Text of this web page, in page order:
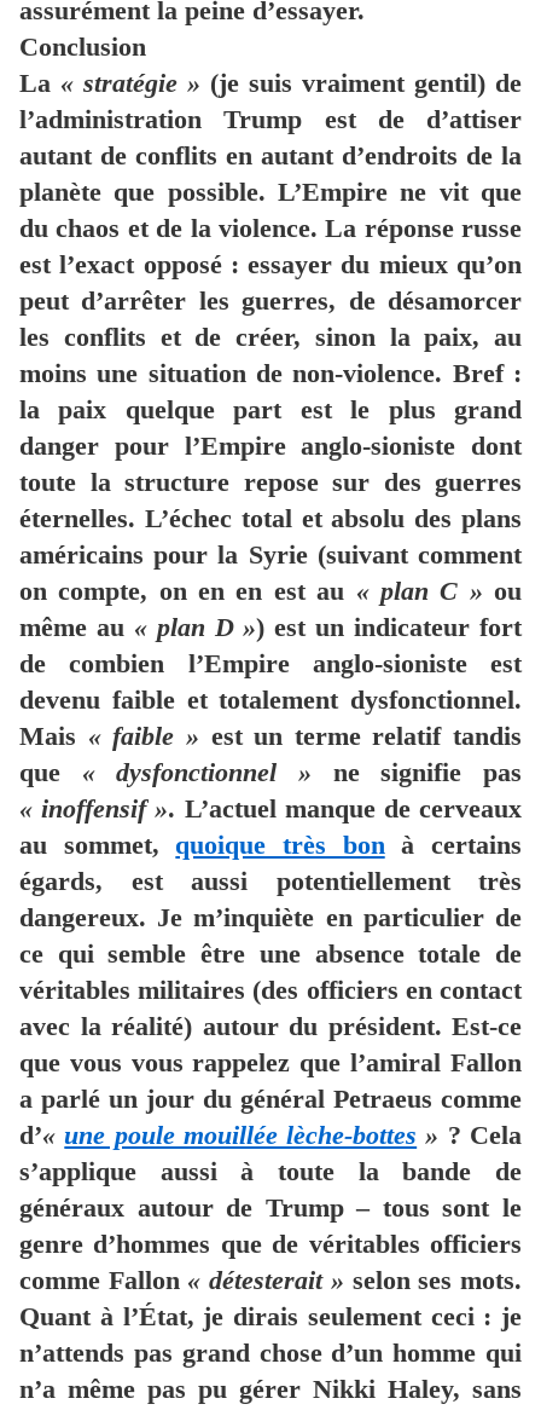
assurément la peine d’essayer.
Conclusion
La « stratégie » (je suis vraiment gentil) de
l’administration Trump est de d’attiser
autant de conflits en autant d’endroits de la
planète que possible. L’Empire ne vit que
du chaos et de la violence. La réponse russe
est l’exact opposé : essayer du mieux qu’on
peut d’arrêter les guerres, de désamorcer
les conflits et de créer, sinon la paix, au
moins une situation de non-violence. Bref :
la paix quelque part est le plus grand
danger pour l’Empire anglo-sioniste dont
toute la structure repose sur des guerres
éternelles. L’échec total et absolu des plans
américains pour la Syrie (suivant comment
on compte, on en en est au « plan C » ou
même au « plan D ») est un indicateur fort
de combien l’Empire anglo-sioniste est
devenu faible et totalement dysfonctionnel.
Mais « faible » est un terme relatif tandis
que « dysfonctionnel » ne signifie pas
« inoffensif ». L’actuel manque de cerveaux
au sommet, quoique très bonà certains
égards, est aussi potentiellement très
dangereux. Je m’inquiète en particulier de
ce qui semble être une absence totale de
véritables militaires (des officiers en contact
avec la réalité) autour du président. Est-ce
que vous vous rappelez que l’amiral Fallon
a parlé un jour du général Petraeus comme
d’«une poule mouillée lèche-bottes » ? Cela
s’applique aussi à toute la bande de
généraux autour de Trump – tous sont le
genre d’hommes que de véritables officiers
comme Fallon « détesterait » selon ses mots.
Quant à l’État, je dirais seulement ceci : je
n’attends pas grand chose d’un homme qui
n’a même pas pu gérer Nikki Haley, sans